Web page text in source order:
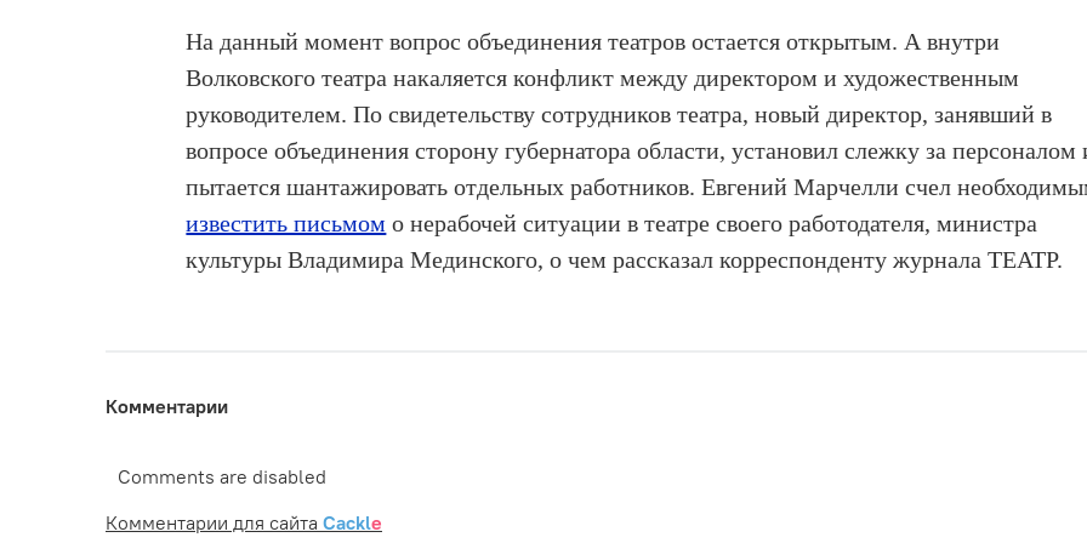
На данный момент вопрос объединения театров остается открытым. А внутри
Волковского театра накаляется конфликт между директором и художественным
руководителем. По свидетельству сотрудников театра, новый директор, занявший в
вопросе объединения сторону губернатора области, установил слежку за персоналом
пытается шантажировать отдельных работников. Евгений Марчелли счел
известить письмом о нерабочей ситуации в театре своего работодателя, министра
культуры Владимира Мединского, о чем рассказал корреспонденту журнала ТЕАТР.
Комментарии
Comments are disabled
Комментарии для сайта Cackle